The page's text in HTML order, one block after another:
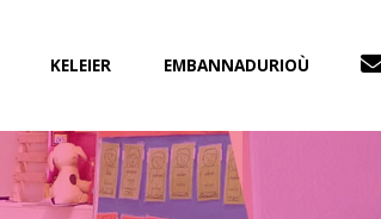
KELEIER EMBANNADURIOÙ